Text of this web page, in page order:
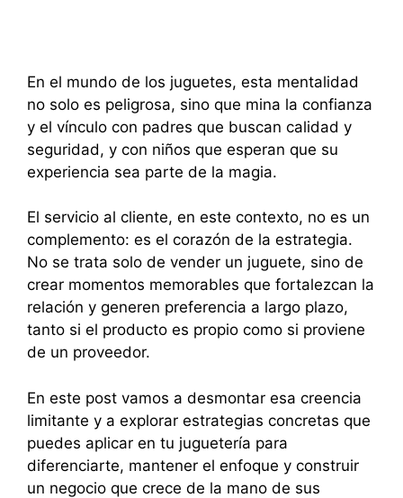
En el mundo de los juguetes, esta mentalidad
no solo es peligrosa, sino que mina la confianza
y el vínculo con padres que buscan calidad y
seguridad, y con niños que esperan que su
experiencia sea parte de la magia.
El servicio al cliente, en este contexto, no es un
complemento: es el corazón de la estrategia.
No se trata solo de vender un juguete, sino de
crear momentos memorables que fortalezcan la
relación y generen preferencia a largo plazo,
tanto si el producto es propio como si proviene
de un proveedor.
En este post vamos a desmontar esa creencia
limitante y a explorar estrategias concretas que
puedes aplicar en tu juguetería para
diferenciarte, mantener el enfoque y construir
un negocio que crece de la mano de sus